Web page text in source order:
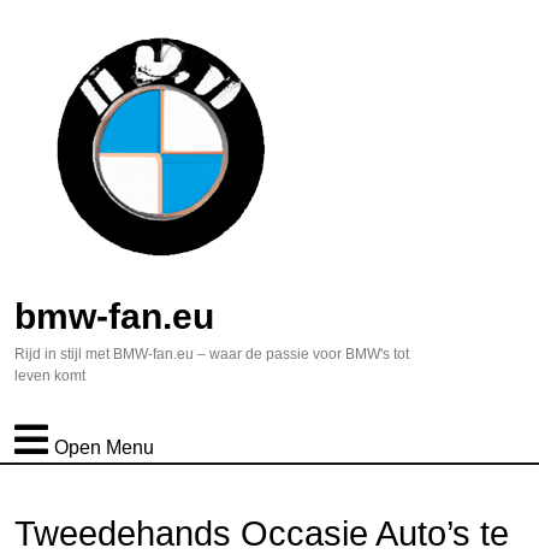
bmw-fan.eu
Rijd in stijl met BMW-fan.eu – waar de passie voor BMW's tot
leven komt
Open Menu
Tweedehands Occasie Auto’s te